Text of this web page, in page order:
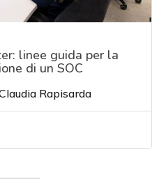
linee guida per la
di un SOC
Rapisarda